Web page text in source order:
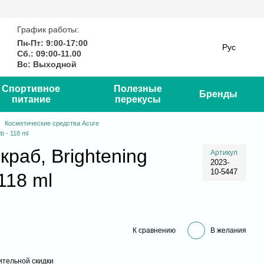
График работы:
Пн-Пт: 9:00-17:00
Сб.: 09:00-11.00
Вс: Выходной
Рус
Спортивное
питание
Полезные
перекусы
Бренды
Косметические средства Acure
- 118 ml
Brightening
ml
Артикул
2023-
10-5447
К сравнению В желания
скидки